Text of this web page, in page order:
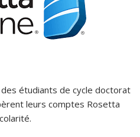
étudiants de cycle doctorat
leurs comptes Rosetta